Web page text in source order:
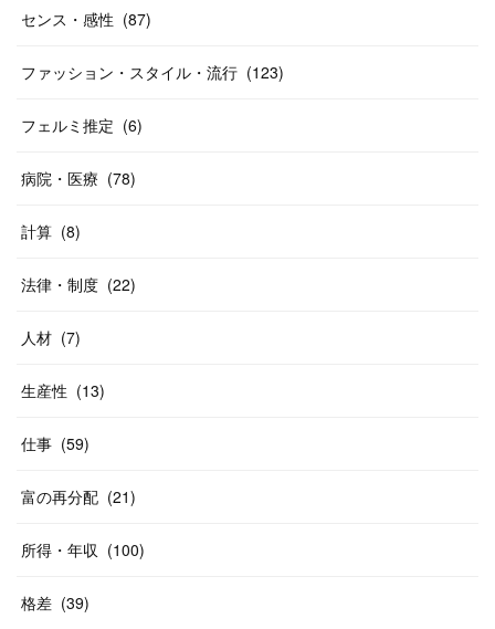
センス・感性 (87)
ファッション・スタイル・流行 (123)
フェルミ推定 (6)
病院・医療 (78)
計算 (8)
法律・制度 (22)
人材 (7)
生産性 (13)
仕事 (59)
富の再分配 (21)
所得・年収 (100)
格差 (39)